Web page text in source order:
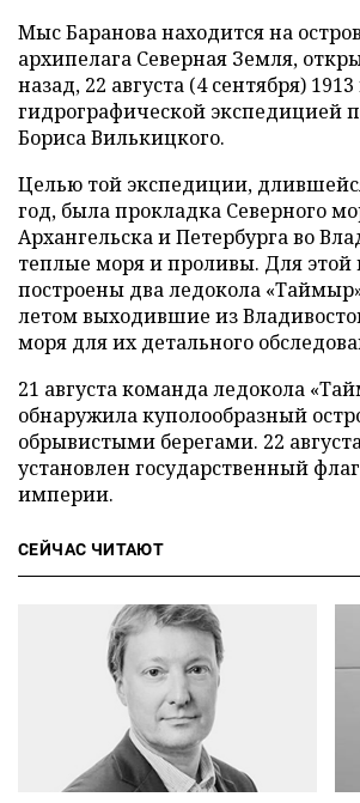
Мыс Баранова находится на
архипелага Северная Земля,
назад, 22 августа (4 сентября) 1913
гидрографической экспедицией
Бориса Вилькицкого.
Целью той экспедиции,
год, была прокладка Северного
Архангельска и Петербурга во
теплые моря и проливы. Для
построены два ледокола
летом выходившие из
моря для их детального
21 августа команда ледокола
обнаружила куполообразный
обрывистыми берегами. 22
установлен государственный
империи.
СЕЙЧАС ЧИТАЮТ